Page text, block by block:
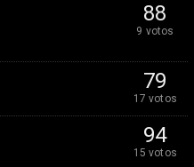
88
9 votos
79
17 votos
94
15 votos